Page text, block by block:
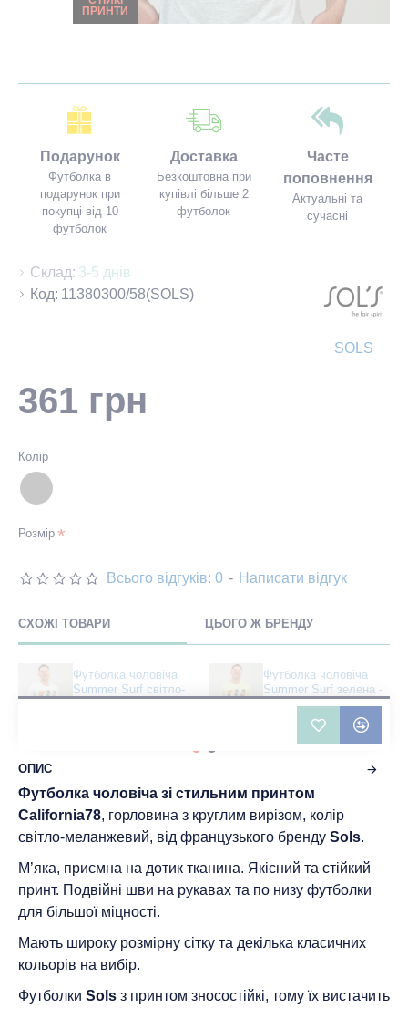
ПРИНТИ
Подарунок
Футболка в
подарунок при
покупці від 10
футболок
Доставка
Безкоштовна при
купівлі більше 2
футболок
Часте
поповнення
Актуальні та
сучасні
Склад: 3-5 днів
Код: 11380300/58(SOLS)
SOLS
Всього відгуків: 0 - Написати відгук
361 грн
Колір
Розмір
СХОЖІ ТОВАРИ ЦЬОГО Ж БРЕНДУ
Футболка чоловіча
Summer Surf світло-
Футболка чоловіча
Summer Surf зелена -
ОПИС
Футболка чоловіча зі стильним принтом
California78, горловина з круглим вирізом, колір
світло-меланжевий, від французького бренду Sols.
М’яка, приємна на дотик тканина. Якісний та стійкий
принт. Подвійні шви на рукавах та по низу футболки
для більшої міцності.
Мають широку розмірну сітку та декілька класичних
кольорів на вибір.
Футболки Sols з принтом зносостійкі, тому їх вистачить